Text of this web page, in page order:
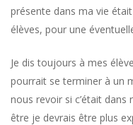
présente dans ma vie
élèves, pour une
Je dis toujours à mes
pourrait se terminer à un
nous revoir si c’était
être je devrais être plus